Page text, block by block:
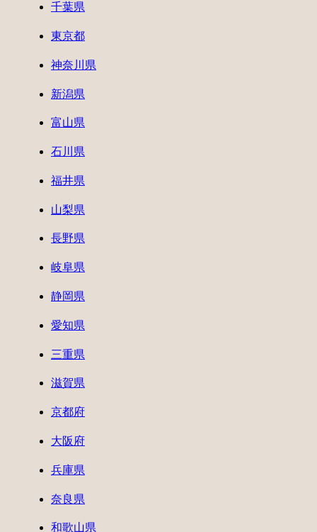
千葉県
東京都
神奈川県
新潟県
富山県
石川県
福井県
山梨県
長野県
岐阜県
静岡県
愛知県
三重県
滋賀県
京都府
大阪府
兵庫県
奈良県
和歌山県